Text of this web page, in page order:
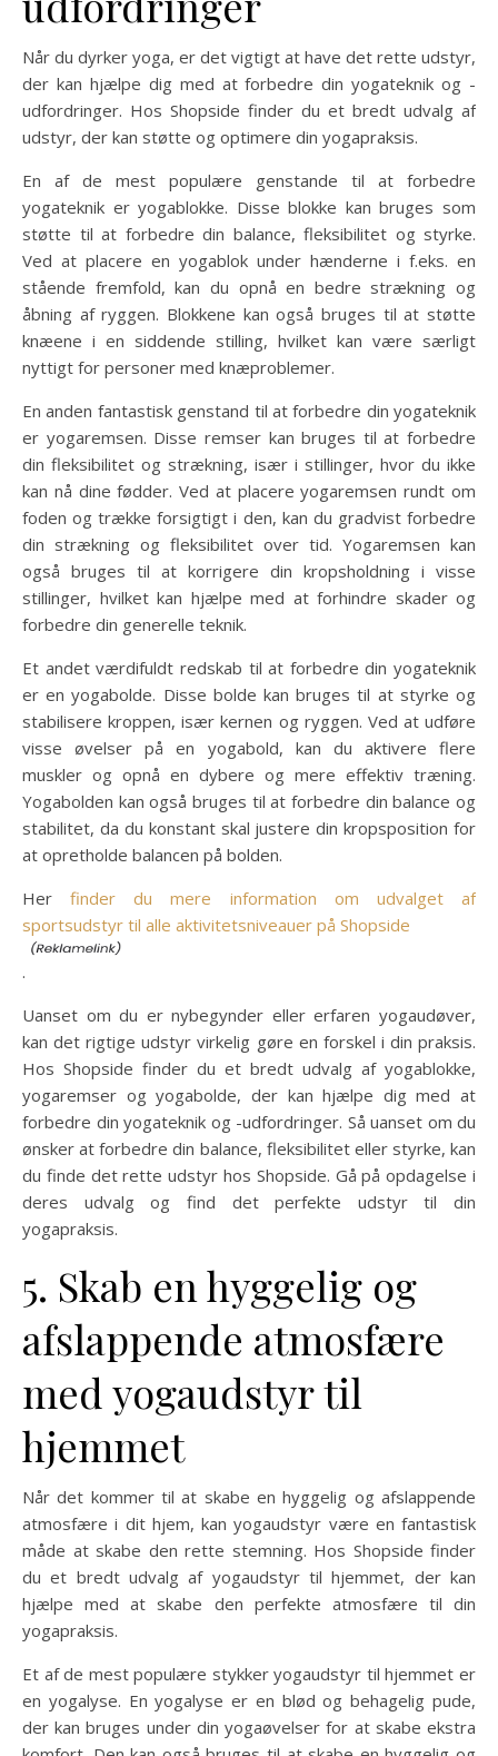
Når du dyrker yoga, er det vigtigt at have det rette udstyr,
der kan hjælpe dig med at forbedre din yogateknik og -
udfordringer. Hos Shopside finder du et bredt udvalg af
udstyr, der kan støtte og optimere din yogapraksis.
En af de mest populære genstande til at forbedre
yogateknik er yogablokke. Disse blokke kan bruges som
støtte til at forbedre din balance, fleksibilitet og styrke.
Ved at placere en yogablok under hænderne i f.eks. en
stående fremfold, kan du opnå en bedre strækning og
åbning af ryggen. Blokkene kan også bruges til at støtte
knæene i en siddende stilling, hvilket kan være særligt
nyttigt for personer med knæproblemer.
En anden fantastisk genstand til at forbedre din yogateknik
er yogaremsen. Disse remser kan bruges til at forbedre
din fleksibilitet og strækning, især i stillinger, hvor du ikke
kan nå dine fødder. Ved at placere yogaremsen rundt om
foden og trække forsigtigt i den, kan du gradvist forbedre
din strækning og fleksibilitet over tid. Yogaremsen kan
også bruges til at korrigere din kropsholdning i visse
stillinger, hvilket kan hjælpe med at forhindre skader og
forbedre din generelle teknik.
Et andet værdifuldt redskab til at forbedre din yogateknik
er en yogabolde. Disse bolde kan bruges til at styrke og
stabilisere kroppen, især kernen og ryggen. Ved at udføre
visse øvelser på en yogabold, kan du aktivere flere
muskler og opnå en dybere og mere effektiv træning.
Yogabolden kan også bruges til at forbedre din balance og
stabilitet, da du konstant skal justere din kropsposition for
at opretholde balancen på bolden.
Herfinder du mere information om udvalget af
sportsudstyr til alle aktivitetsniveauer på Shopside
.
Uanset om du er nybegynder eller erfaren yogaudøver,
kan det rigtige udstyr virkelig gøre en forskel i din praksis.
Hos Shopside finder du et bredt udvalg af yogablokke,
yogaremser og yogabolde, der kan hjælpe dig med at
forbedre din yogateknik og -udfordringer. Så uanset om du
ønsker at forbedre din balance, fleksibilitet eller styrke, kan
du finde det rette udstyr hos Shopside. Gå på opdagelse i
deres udvalg og find det perfekte udstyr til din
yogapraksis.
5. Skab en hyggelig og
afslappende atmosfære
med yogaudstyr til
hjemmet
Når det kommer til at skabe en hyggelig og afslappende
atmosfære i dit hjem, kan yogaudstyr være en fantastisk
måde at skabe den rette stemning. Hos Shopside finder
du et bredt udvalg af yogaudstyr til hjemmet, der kan
hjælpe med at skabe den perfekte atmosfære til din
yogapraksis.
Et af de mest populære stykker yogaudstyr til hjemmet er
en yogalyse. En yogalyse er en blød og behagelig pude,
der kan bruges under din yogaøvelser for at skabe ekstra